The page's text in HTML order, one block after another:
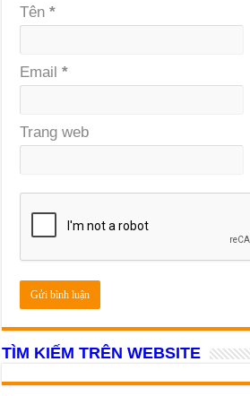
Tên*
Email*
Trang web
TÌM KIẾM TRÊN WEBSITE